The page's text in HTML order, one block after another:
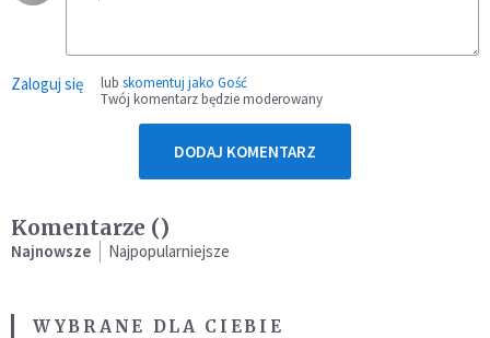
Zaloguj się lub skomentuj jako Gość
Twój komentarz będzie moderowany
DODAJ KOMENTARZ
Komentarze ()
Najnowsze Najpopularniejsze
WYBRANE DLA CIEBIE